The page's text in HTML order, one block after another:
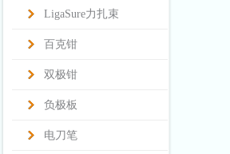
LigaSure力扎束
百克钳
双极钳
负极板
电刀笔